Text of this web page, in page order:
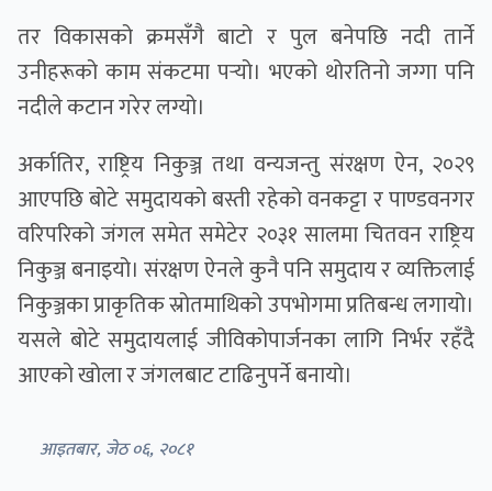
तर विकासको क्रमसँगै बाटो र पुल बनेपछि नदी तार्ने
उनीहरूको काम संकटमा पर्‍यो। भएको थोरतिनो जग्गा पनि
नदीले कटान गरेर लग्यो।
अर्कातिर, राष्ट्रिय निकुञ्ज तथा वन्यजन्तु संरक्षण ऐन, २०२९
आएपछि बोटे समुदायकाे बस्ती रहेको वनकट्टा र पाण्डवनगर
वरिपरिको जंगल समेत समेटेर २०३१ सालमा चितवन राष्ट्रिय
निकुञ्ज बनाइयो। संरक्षण ऐनले कुनै पनि समुदाय र व्यक्तिलाई
निकुञ्जका प्राकृतिक स्रोतमाथिको उपभोगमा प्रतिबन्ध लगायो।
यसले बोटे समुदायलाई जीविकोपार्जनका लागि निर्भर रहँदै
आएको खोला र जंगलबाट टाढिनुपर्ने बनायो।
आइतबार, जेठ ०६, २०८१